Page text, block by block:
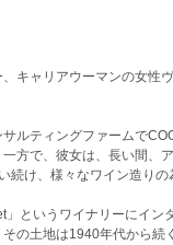
キャリアウーマンの女
ルティングファームで
方で、彼女は、長い間、
け、様々なワイン造りの
というワイナリーにイ
の土地は1940年代から